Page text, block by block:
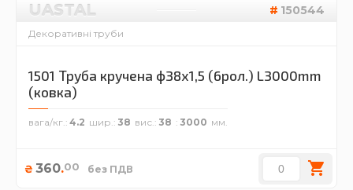
UASTAL 150544
Декоративні труби
1501 Труба кручена ф38х1,5 (6рол.) L3000mm
(ковка)
вага/кг. 4.2 шир. 38 вис. 38 3000
₴ 360.00 без ПДВ